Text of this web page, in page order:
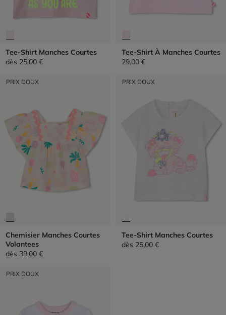
Tee-Shirt Manches Courtes
dès 25,00 €
Tee-Shirt À Manches Courtes
29,00 €
PRIX DOUX
Chemisier Manches Courtes
Volantees
dès 39,00 €
PRIX DOUX
Tee-Shirt Manches Courtes
dès 25,00 €
PRIX DOUX